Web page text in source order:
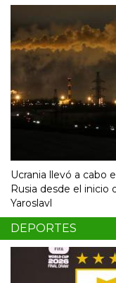
Ucrania llevó a cabo
Rusia desde el inicio
Yaroslavl
DEPORTES